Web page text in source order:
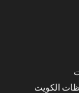
الكويت